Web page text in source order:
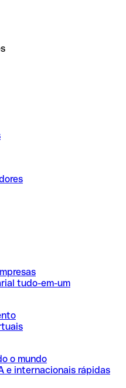
tudo-em-um
o mundo
e internacionais rápidas